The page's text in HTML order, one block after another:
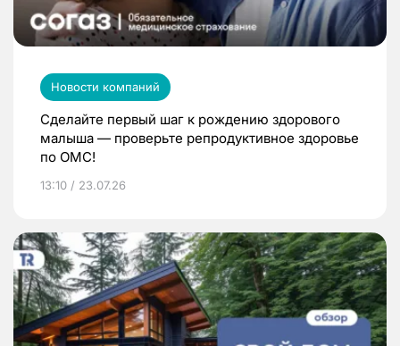
Новости компаний
Сделайте первый шаг к рождению здорового
малыша — проверьте репродуктивное здоровье
по ОМС!
13:10 / 23.07.26